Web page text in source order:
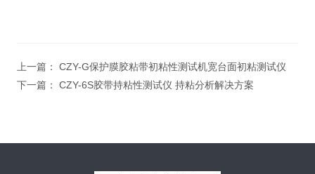
上一篇： CZY-G保护膜胶粘带初粘性测试机宽台面初粘测试仪
下一篇： CZY-6S胶带持粘性测试仪 持粘分析解决方案